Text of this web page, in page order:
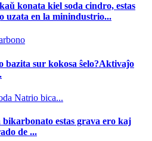
konata kiel soda cindro, estas
uzata en la minindustrio...
bazita sur kokosa ŝelo?Aktivaĵo
Natrio bica...
estas grava ero kaj
de ...